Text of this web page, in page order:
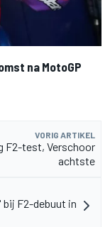
na MotoGP
VORIG ARTIKEL
F2-test, Verschoor
achtste
F2-debuut in